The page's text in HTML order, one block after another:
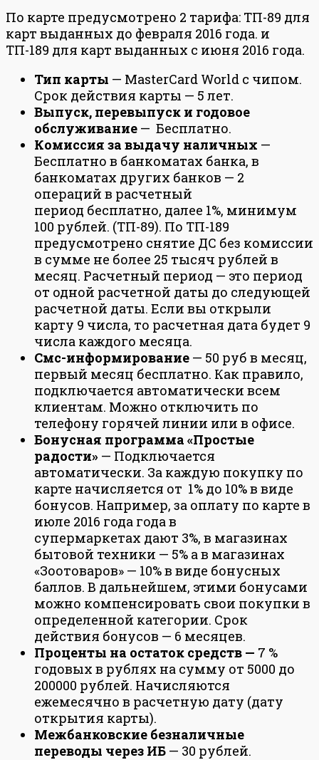
По карте предусмотрено 2 тарифа: ТП-89 для
карт выданных до февраля 2016 года. и
ТП-189 для карт выданных с июня 2016 года.
Тип карты — MasterCard World с чипом.
Срок действия карты — 5 лет.
Выпуск, перевыпуск и годовое
обслуживание — Бесплатно.
Комиссия за выдачу наличных —
Бесплатно в банкоматах банка, в
банкоматах других банков — 2
операций в расчетный
период бесплатно, далее 1%, минимум
100 рублей. (ТП-89). По ТП-189
предусмотрено снятие ДС без комиссии
в сумме не более 25 тысяч рублей в
месяц. Расчетный период — это период
от одной расчетной даты до следующей
расчетной даты. Если вы открыли
карту 9 числа, то расчетная дата будет 9
числа каждого месяца.
Смс-информирование — 50 руб в месяц,
первый месяц бесплатно. Как правило,
подключается автоматически всем
клиентам. Можно отключить по
телефону горячей линии или в офисе.
Бонусная программа «Простые
радости» — Подключается
автоматически. За каждую покупку по
карте начисляется от 1% до 10% в виде
бонусов. Например, за оплату по карте в
июле 2016 года года в
супермаркетах дают 3%, в магазинах
бытовой техники — 5% а в магазинах
«Зоотоваров» — 10% в виде бонусных
баллов. В дальнейшем, этими бонусами
можно компенсировать свои покупки в
определенной категории. Срок
действия бонусов — 6 месяцев.
Проценты на остаток средств — 7 %
годовых в рублях на сумму от 5000 до
200000 рублей. Начисляются
ежемесячно в расчетную дату (дату
открытия карты).
Межбанковские безналичные
переводы через ИБ — 30 рублей.